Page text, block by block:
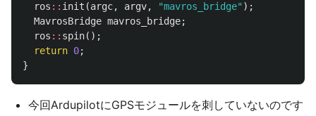
ros :: init (argc, argv, "mavros_bridge" );
MavrosBridge mavros_bridge;
ros :: spin();
return 0;
}
今回ArdupilotにGPSモジュールを刺していないのです